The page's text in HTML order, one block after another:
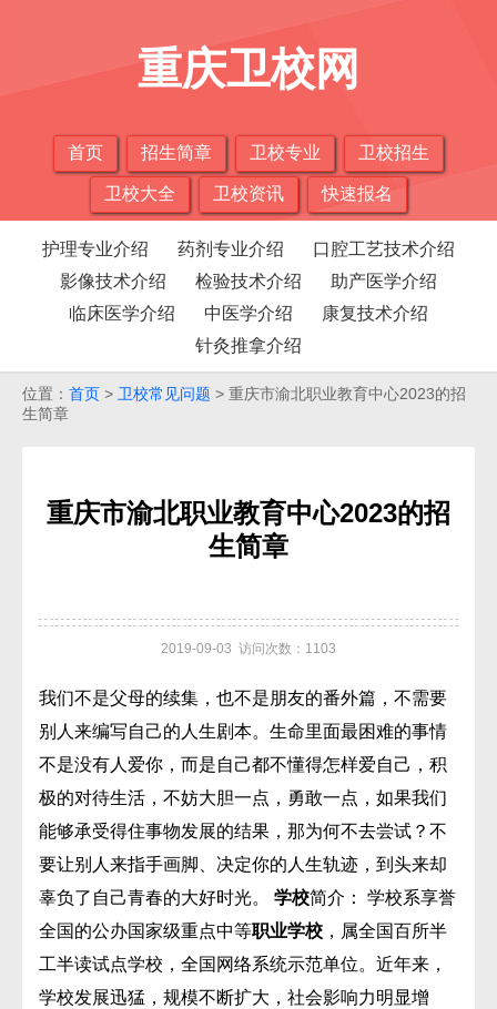
重庆卫校网
首页 招生简章 卫校专业 卫校招生
卫校大全 卫校资讯 快速报名
护理专业介绍 药剂专业介绍
口腔工艺技术介绍
影像技术介绍
检验技术介绍
助产医学介绍
临床医学介绍
中医学介绍
康复技术介绍
针灸推拿介绍
位置： 首页 > 卫校常见问题 > 重庆市渝北职业教育中心2023的招
生简章
重庆市渝北职业教育中心2023的招
生简章
2019-09-03 访问次数：1103
我们不是父母的续集，也不是朋友的番外篇，不需要
别人来编写自己的人生剧本。生命里面最困难的事情
不是没有人爱你，而是自己都不懂得怎样爱自己，积
极的对待生活，不妨大胆一点，勇敢一点，如果我们
能够承受得住事物发展的结果，那为何不去尝试？不
要让别人来指手画脚、决定你的人生轨迹，到头来却
辜负了自己青春的大好时光。 学校简介： 学校系享誉
全国的公办国家级重点中等职业学校 ，属全国百所半
工半读试点学校，全国网络系统示范单位。近年来，
学校发展迅猛，规模不断扩大，社会影响力明显增